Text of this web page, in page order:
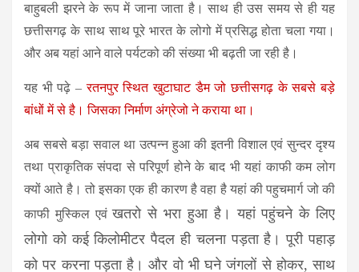
बाहुबली झरने के रूप में जाना जाता है। साथ ही उस समय से ही यह
छत्तीसगढ़ के साथ साथ पूरे भारत के लोगो में प्रसिद्ध होता चला गया।
और अब यहां आने वाले पर्यटको की संख्या भी बढ़ती जा रही है।
यह भी पढ़े –रतनपुर स्थित खुटाघाट डैम जो छत्तीसगढ़ के सबसे बड़े
बांधों में से है। जिसका निर्माण अंग्रेजो ने कराया था।
अब सबसे बड़ा सवाल था उत्पन्न हुआ की इतनी विशाल एवं सुन्दर दृश्य
तथा प्राकृतिक संपदा से परिपूर्ण होने के बाद भी यहां काफी कम लोग
क्यों आते है। तो इसका एक ही कारण है वहा है यहां की पहुचमार्ग जो की
काफी मुस्किल एवंखतरो से भरा हुआ है। यहां पहुंचने के लिए
लोगो को कई किलोमीटर पैदल ही चलना पड़ता है। पूरी पहाड़
को पर करना पड़ता है। और वो भी घने जंगलों से होकर, साथ